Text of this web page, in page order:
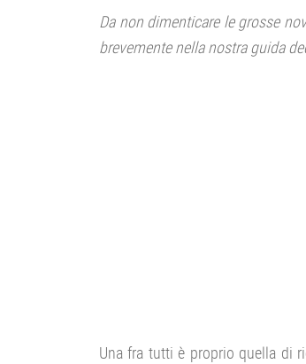
Da non dimenticare le grosse
brevemente nella nostra guida
Una fra tutti è proprio quella di